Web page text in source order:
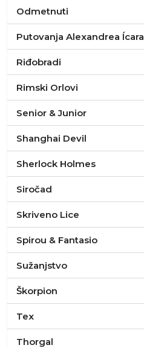
Odmetnuti
Putovanja Alexandrea Ícara
Riđobradi
Rimski Orlovi
Senior & Junior
Shanghai Devil
Sherlock Holmes
Siročad
Skriveno Lice
Spirou & Fantasio
Sužanjstvo
Škorpion
Tex
Thorgal